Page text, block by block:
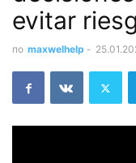
evitar
по maxwelhelp -